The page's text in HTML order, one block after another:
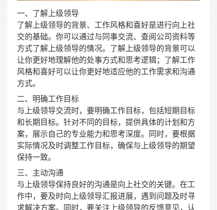
一、了解上级领导
了解上级领导的背景、工作风格和喜好是进行向上社
交的基础。你可以通过与同事交流、查阅公司资料等
方式了解上级领导的情况。了解上级领导的背景可以
让你更好地理解他的处事方式和思考逻辑；了解工作
风格和喜好可以让你更好地适应他的工作需求和沟通
方式。
二、明确工作目标
与上级领导交流时，要明确工作目标，包括短期目标
和长期目标。针对不同的目标，提供具体的计划和方
案，展示自己的专业能力和思考深度。同时，要根据
实际情况及时调整工作目标，确保与上级领导的期望
保持一致。
三、主动沟通
与上级领导保持良好的沟通是向上社交的关键。在工
作中，要及时向上级领导汇报进展，遇到问题及时寻
求解决方案。同时，要关注上级领导的反馈意见，认